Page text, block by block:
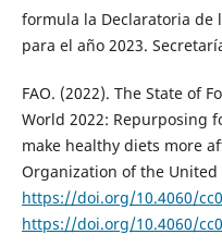
formula la Declaratoria de
para el año 2023.
FAO. (2022). The State of
World 2022: Repurposing
make healthy diets more
Organization of the United
https://doi.org/10.4060/
https://doi.org/10.4060/